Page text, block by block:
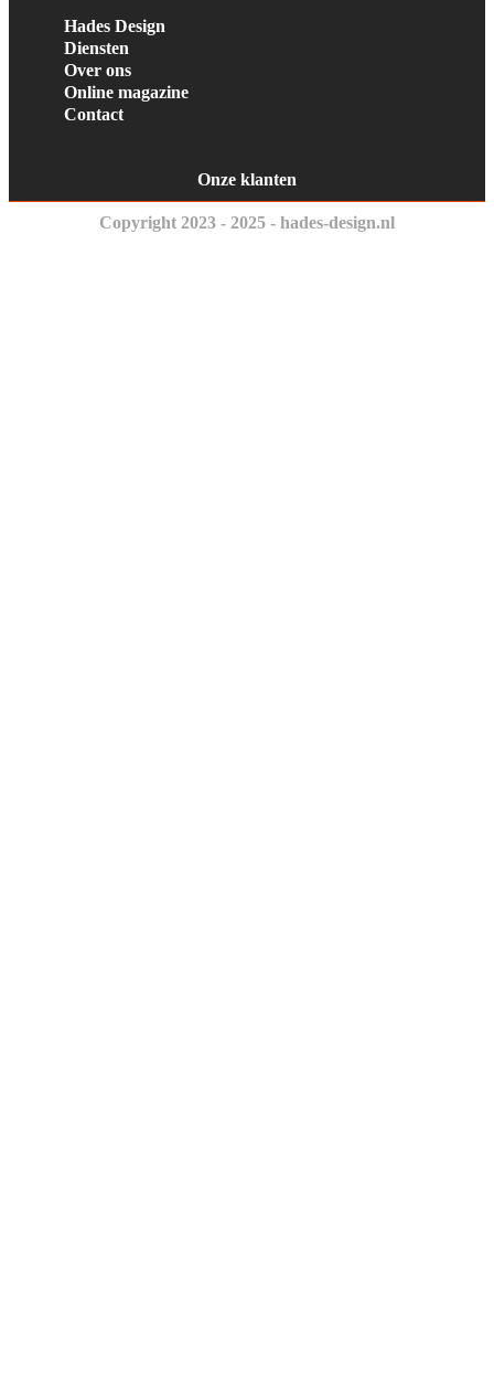
Hades Design
Diensten
Over ons
Online magazine
Contact
Onze klanten
Copyright 2023 - 2025 - hades-design.nl